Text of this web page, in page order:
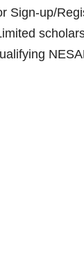
Sign-up/